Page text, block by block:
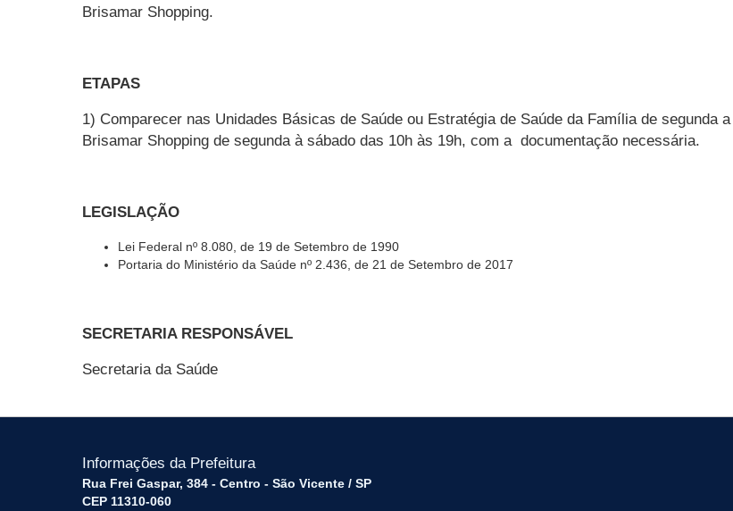
Brisamar Shopping.
ETAPAS
1) Comparecer nas Unidades Básicas de Saúde ou Estratégia de Saúde da Família de segunda
Brisamar Shopping de segunda à sábado das 10h às 19h, com a documentação necessária.
LEGISLAÇÃO
Lei Federal nº 8.080, de 19 de Setembro de 1990
Portaria do Ministério da Saúde nº 2.436, de 21 de Setembro de 2017
SECRETARIA RESPONSÁVEL
Secretaria da Saúde
Informações da Prefeitura
Rua Frei Gaspar, 384 - Centro - São Vicente / SP
CEP 11310-060